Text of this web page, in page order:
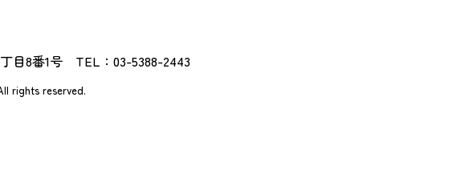
目8番1号 TEL：03-5388-2443
rights reserved.